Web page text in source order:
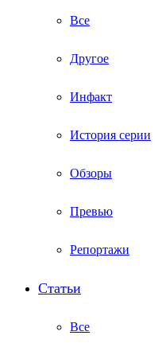
Все
Другое
Инфакт
История серии
Обзоры
Превью
Репортажи
Статьи
Все